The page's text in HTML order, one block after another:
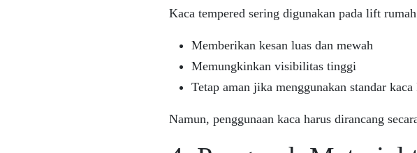
Kaca tempered sering digunakan pada lift
Memberikan kesan luas dan mewah
Memungkinkan visibilitas tinggi
Tetap aman jika menggunakan standar kaca
Namun, penggunaan kaca harus dirancang